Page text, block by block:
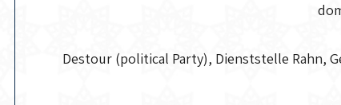
Destour (political Party), Dienststelle Rahn,